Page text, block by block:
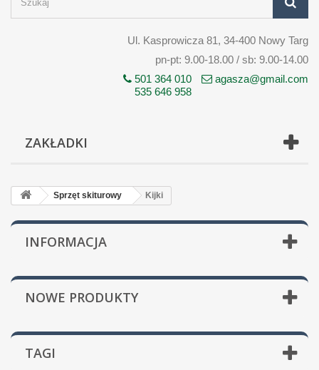
Ul. Kasprowicza 81, 34-400 Nowy Targ
pn-pt: 9.00-18.00 / sb: 9.00-14.00
501 364 010
535 646 958
agasza@gmail.com
ZAKŁADKI
Sprzęt skiturowy Kijki
INFORMACJA
NOWE PRODUKTY
TAGI